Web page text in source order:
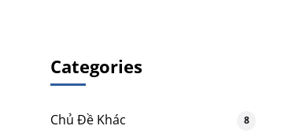
Categories
Chủ Đề Khác 8